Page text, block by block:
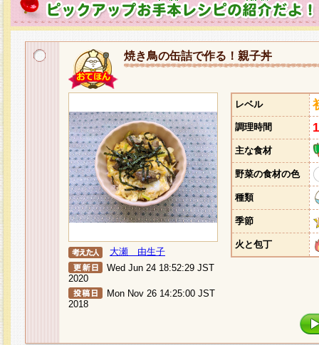
焼き鳥の缶詰で作る！親子丼
大瀬 由生子
Wed Jun 24 18:52:29 JST
2020
Mon Nov 26 14:25:00 JST
2018
レベル
調理時間
主な食材
野菜の食材の色
種類
季節
火と包丁